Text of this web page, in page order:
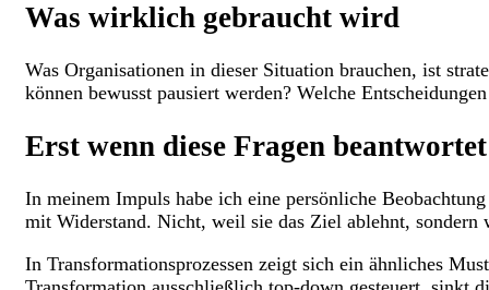
Was wirklich gebraucht wird
Was Organisationen in dieser Situation brauchen, ist
können bewusst pausiert werden? Welche
Erst wenn diese Fragen
In meinem Impuls habe ich eine persönliche
mit Widerstand. Nicht, weil sie das Ziel ablehnt, sondern
In Transformationsprozessen zeigt sich ein ähnliches